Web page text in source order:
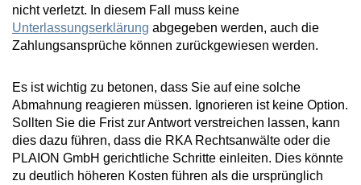
nicht verletzt. In diesem Fall muss keine
Unterlassungserklärung abgegeben werden, auch die
Zahlungsansprüche können zurückgewiesen werden.
Es ist wichtig zu betonen, dass Sie auf eine solche
Abmahnung reagieren müssen. Ignorieren ist keine Option.
Sollten Sie die Frist zur Antwort verstreichen lassen, kann
dies dazu führen, dass die RKA Rechtsanwälte oder die
PLAION GmbH gerichtliche Schritte einleiten. Dies könnte
zu deutlich höheren Kosten führen als die ursprünglich